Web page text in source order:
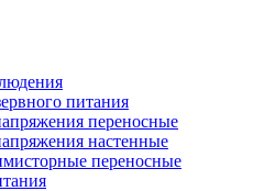
питания
переносные
настенные
переносные